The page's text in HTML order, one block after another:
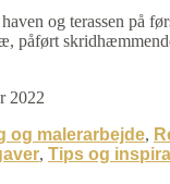
og terassen på
påført
2022
og malerarbejde,
, Tips og